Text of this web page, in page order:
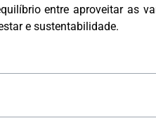
entre aproveitar as
e sustentabilidade.